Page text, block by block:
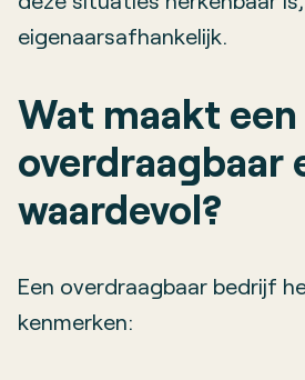
eigenaarsafhankelijk.
Wat maakt
overdraagbaar
waardevol?
Een overdraagbaar bedrijf
kenmerken: